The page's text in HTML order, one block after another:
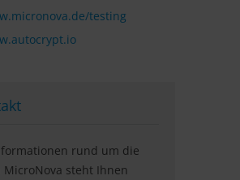
testing
rund um die
MicroNova steht Ihnen